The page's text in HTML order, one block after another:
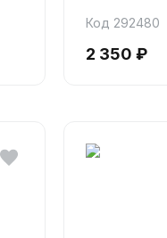
Код 292480
2 350 ₽